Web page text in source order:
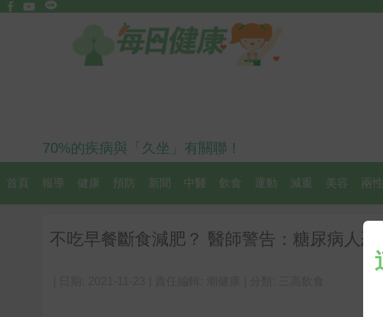
70%的疾病與「久坐」有關聯！
首頁 報導 健康 預防 新聞 中醫 飲食 運動 減重 美容 兩性
不吃早餐斷食減肥？ 醫師警告：糖尿病人恐